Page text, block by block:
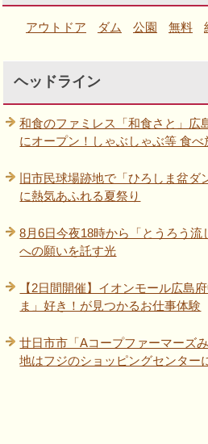
アウトドア ダム 公園 無料
ヘッドライン
和食のファミレス「和食さと」広
にオープン！しゃぶしゃぶ等 食べ
旧市民球場跡地で「ひろしま盆ダ
に熱気あふれる夏祭り
8月6日今夜18時から「とうろう流
への願いを託す光
【2日間開催】イオンモール広島
ま」好き！が見つかるお仕事体験
廿日市市「Aコープファーマーズ
地はフジのショッピングセンター